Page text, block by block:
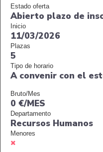
Estado oferta
Abierto plazo de
Inicio
11/03/2026
Plazas
5
Tipo de horario
A convenir con el
Bruto/Mes
0 €/MES
Departamento
Recursos Humanos
Menores